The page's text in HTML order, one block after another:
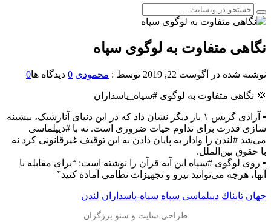
نگاهی متفاوت به لوگوی سپاه
نوشته شده در آگوست 22, 2019 توسط : محمودی 0 دیدگاه ها0
💢 نگاهی متفاوت به لوگوی #سپاه_پاسداران
▪️ آزادی گریس ۱ بار دیگر نشان داد که در این دنیای آنارشیک، بیشینه
سازی قدرت برای تداوم حیات ضروری است. نه با #دیپلماسی
می‌شد #لندن را وادار به پایان دادن به این توقیف غیرقانونی کرد نه
با حقوق بین‌الملل.
▪️ روی لوگوی #سپاه این آیه قرآن را نوشته است: “برای مقابله با
آنها، هرچه می‌توانید نیرو و تجهیزات نظامی آماده کنید”
جهان تابناك دیپلماسی سپاه سپاه-پاسداران لندن